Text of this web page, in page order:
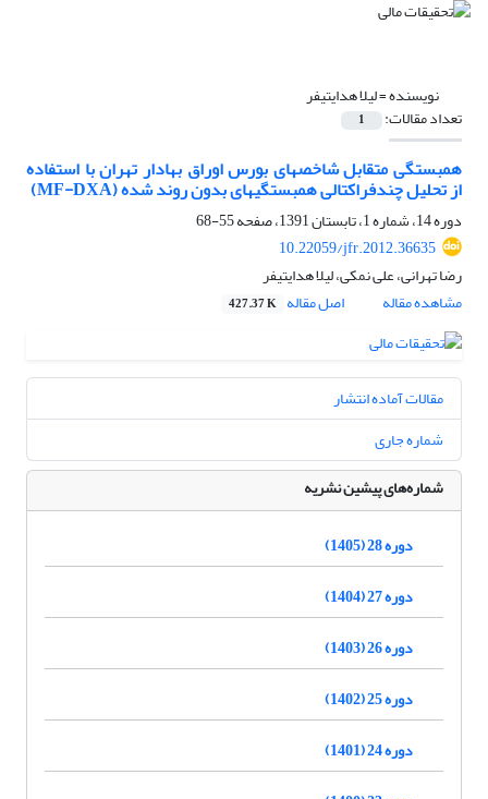
نویسنده =لیلا هدایتی‎فر
تعداد مقالات: 1
همبستگی متقابل شاخص‎های بورس اوراق بهادار تهران با استفاده
از تحلیل چندفراکتالی همبستگی‎های بدون روند شده (MF-DXA)
دوره 14، شماره 1، تابستان 1391، صفحه
55-68
10.22059/jfr.2012.36635
رضا تهرانی، علی نمکی، لیلا هدایتی‎فر
مشاهده مقاله
اصل مقاله 427.37 K
مقالات آماده انتشار
شماره جاری
شماره‌های پیشین نشریه
دوره 28 (1405)
دوره 27 (1404)
دوره 26 (1403)
دوره 25 (1402)
دوره 24 (1401)